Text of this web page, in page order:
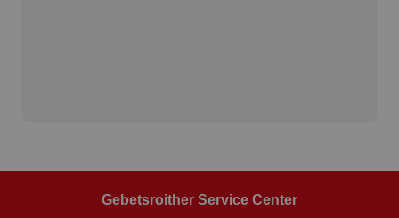
Gebetsroither Service Center